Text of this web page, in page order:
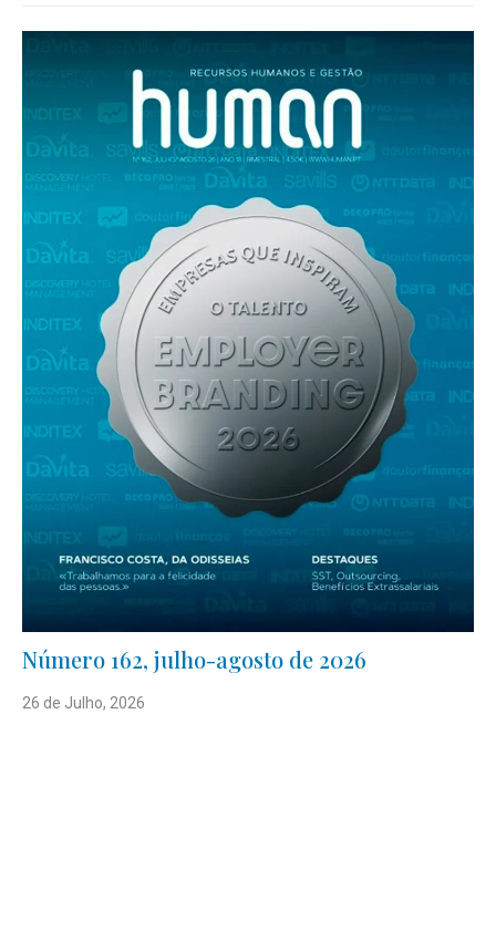
Número 162, julho-agosto de 2026
26 de Julho, 2026